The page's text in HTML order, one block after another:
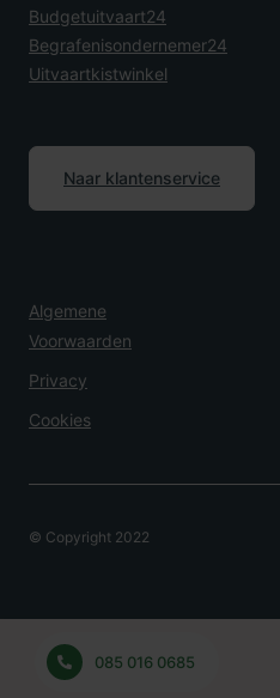
Overlijden Melden?
24 uur per dag bereikbaar
085 016 0685
Budgetuitvaart24
Begrafenisondernemer24
Uitvaartkistwinkel
Naar klantenservice
Algemene
Voorwaarden
Privacy
Cookies
© Copyright 2022